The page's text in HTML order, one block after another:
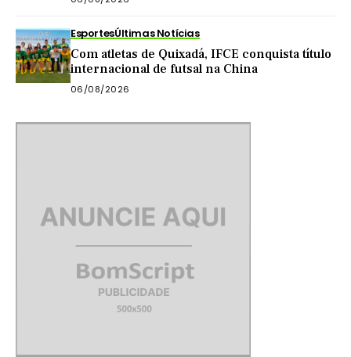
EsportesÚltimas Notícias
Com atletas de Quixadá, IFCE conquista título
internacional de futsal na China
06/08/2026